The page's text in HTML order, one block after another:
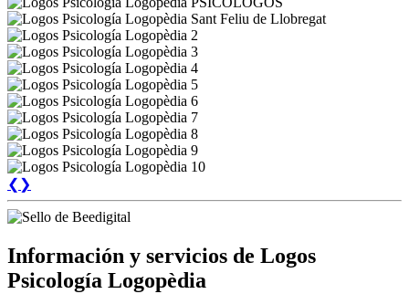
❮ ❯
Información y servicios de Logos
Psicología Logopèdia